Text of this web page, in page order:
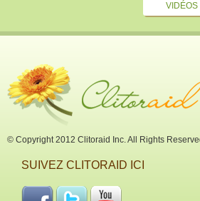
VIDÉOS
© Copyright 2012 Clitoraid Inc. All Rights
SUIVEZ CLITORAID ICI